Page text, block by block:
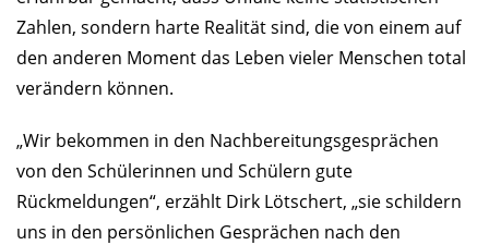
Zahlen, sondern harte Realität sind, die von einem auf
den anderen Moment das Leben vieler Menschen total
verändern können.
„Wir bekommen in den Nachbereitungsgesprächen
von den Schülerinnen und Schülern gute
Rückmeldungen“, erzählt Dirk Lötschert, „sie schildern
uns in den persönlichen Gesprächen nach den